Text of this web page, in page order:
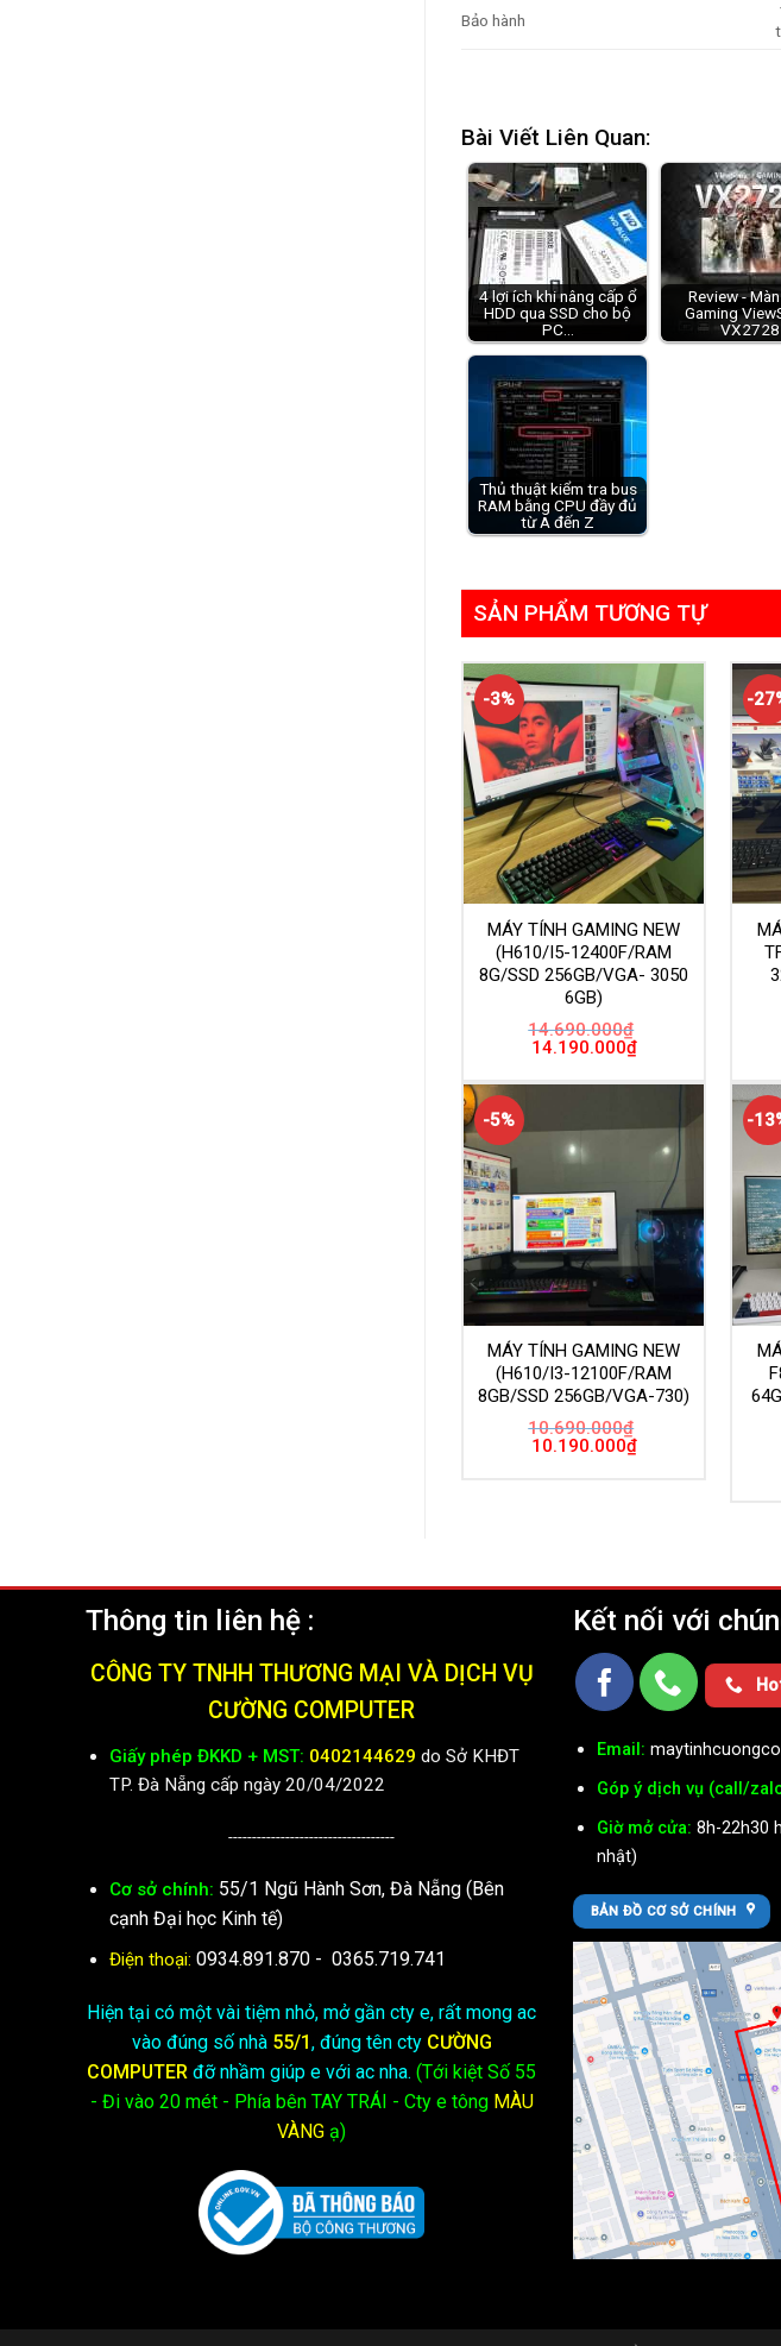
Bảo hành
Bài Viết Liên Quan:
4 lợi ích khi nâng cấp ổ
HDD qua SSD cho bộ
PC…
Review -
Gaming
VX2728
Thủ thuật kiểm tra bus
RAM bằng CPU đầy đủ
từ A đến Z
SẢN PHẨM TƯƠNG TỰ
-3%
MÁY TÍNH GAMING NEW
(H610/I5-12400F/RAM
8G/SSD 256GB/VGA- 3050
6GB)
14.690.000₫
Giá
14.190.000₫Giá
hiện
-
-5%
MÁY TÍNH GAMING NEW
(H610/I3-12100F/RAM
8GB/SSD 256GB/VGA-730)
10.690.000₫
Giá
10.190.000₫Giá
hiện
-
Thông tin liên hệ :
CÔNG TY TNHH THƯƠNG MẠI VÀ DỊCH VỤ
CƯỜNG COMPUTER
Giấy phép ĐKKD + MST: 0402144629 do Sở KHĐT
TP. Đà Nẵng cấp ngày 20/04/2022
-----------------------------------
Cơ sở chính: 55/1 Ngũ Hành Sơn, Đà Nẵng (Bên
cạnh Đại học Kinh tế)
Điện thoại: 0934.891.870 - 0365.719.741
Hiện tại có một vài tiệm nhỏ, mở gần cty e, rất mong ac
vào đúng số nhà 55/1, đúng tên cty CƯỜNG
COMPUTER đỡ nhầm giúp e với ac nha. (Tới kiệt Số 55
- Đi vào 20 mét - Phía bên TAY TRÁI - Cty e tôngMÀU
VÀNG ạ)
Kết nối với
Email:
Góp ý dịch vụ (call/
Giờ mở cửa: 8h-22h30
nhật)
BẢN ĐỒ CƠ SỞ CHÍNH